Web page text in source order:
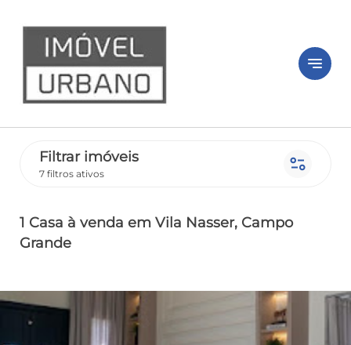
notes
Filtrar imóveis
7 filtros ativos page_info
1 Casa à venda em Vila Nasser, Campo
Grande